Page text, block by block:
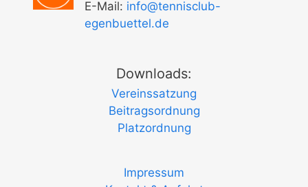
E-Mail: info@tennisclub-
egenbuettel.de
Downloads:
Vereinssatzung
Beitragsordnung
Platzordnung
Impressum